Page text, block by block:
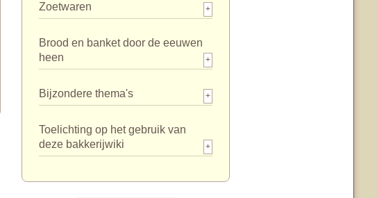
Zoetwaren +
Brood en banket door de eeuwen
heen
+
Bijzondere thema's +
Toelichting op het gebruik van
deze bakkerijwiki
+